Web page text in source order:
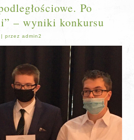
Po
– wyniki konkursu
|przez admin2